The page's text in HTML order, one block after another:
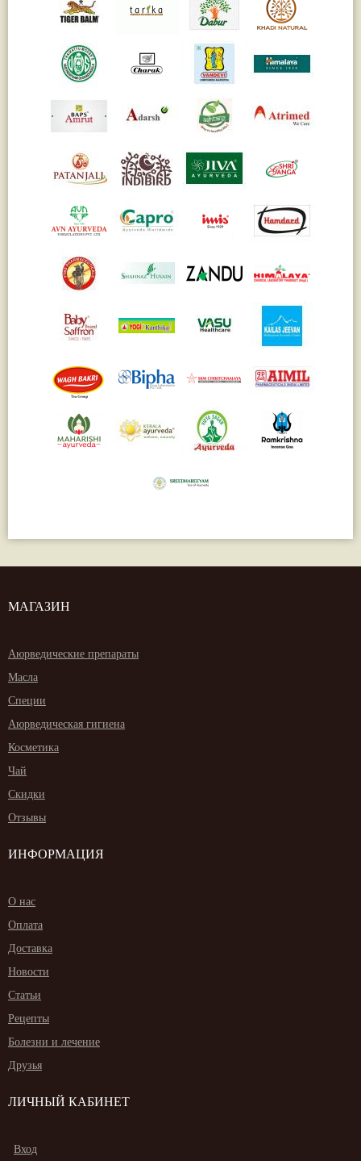
МАГАЗИН
Аюрведические препараты
Масла
Специи
Аюрведическая гигиена
Косметика
Чай
Скидки
Отзывы
ИНФОРМАЦИЯ
О нас
Оплата
Доставка
Новости
Статьи
Рецепты
Болезни и лечение
Друзья
ЛИЧНЫЙ КАБИНЕТ
Вход